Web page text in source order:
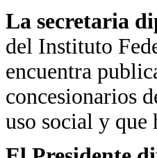
La secretaria
del Instituto
encuentra
concesionarios
uso social y que